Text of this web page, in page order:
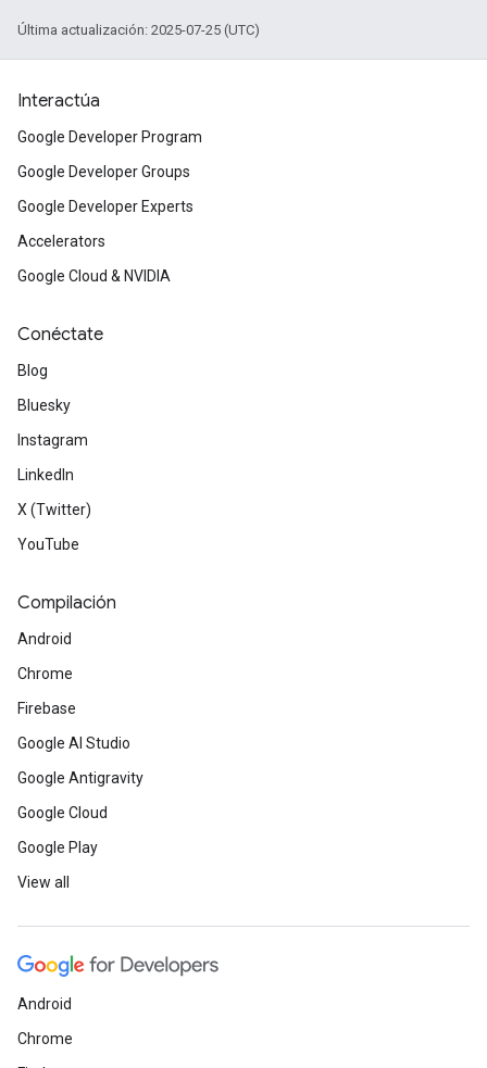
Última actualización: 2025-07-25 (UTC)
Interactúa
Google Developer Program
Google Developer Groups
Google Developer Experts
Accelerators
Google Cloud & NVIDIA
Conéctate
Blog
Bluesky
Instagram
LinkedIn
X (Twitter)
YouTube
Compilación
Android
Chrome
Firebase
Google AI Studio
Google Antigravity
Google Cloud
Google Play
View all
Android
Chrome